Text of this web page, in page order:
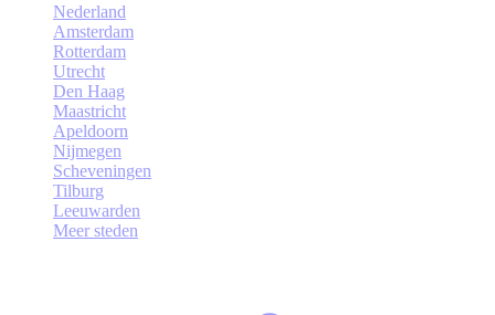
Nederland
Amsterdam
Rotterdam
Utrecht
Den Haag
Maastricht
Apeldoorn
Nijmegen
Scheveningen
Tilburg
Leeuwarden
Meer steden